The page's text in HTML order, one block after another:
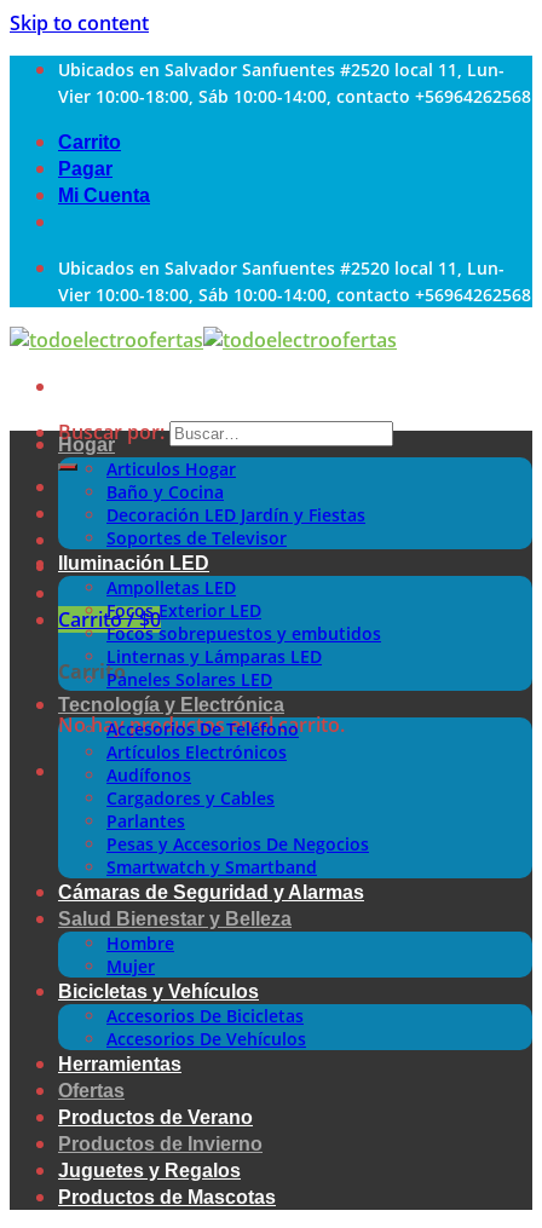
Skip to content
Ubicados en Salvador Sanfuentes #2520 local 11, Lun-
Vier 10:00-18:00, Sáb 10:00-14:00, contacto +56964262568
Carrito
Pagar
Mi Cuenta
Ubicados en Salvador Sanfuentes #2520 local 11, Lun-
Vier 10:00-18:00, Sáb 10:00-14:00, contacto +56964262568
Buscar por:
Carrito /$0
Carrito
No hay productos en el carrito.
Hogar
Articulos Hogar
Baño y Cocina
Decoración LED Jardín y Fiestas
Soportes de Televisor
Iluminación LED
Ampolletas LED
Focos Exterior LED
Focos sobrepuestos y embutidos
Linternas y Lámparas LED
Paneles Solares LED
Tecnología y Electrónica
Accesorios De Teléfono
Artículos Electrónicos
Audífonos
Cargadores y Cables
Parlantes
Pesas y Accesorios De Negocios
Smartwatch y Smartband
Cámaras de Seguridad y Alarmas
Salud Bienestar y Belleza
Hombre
Mujer
Bicicletas y Vehículos
Accesorios De Bicicletas
Accesorios De Vehículos
Herramientas
Ofertas
Productos de Verano
Productos de Invierno
Juguetes y Regalos
Productos de Mascotas